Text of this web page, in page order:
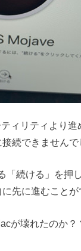
ィリティより
続できません
「続ける」を押
先に進むことが
が壊れたのか